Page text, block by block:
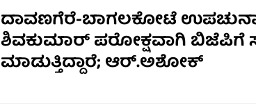
ದಾವಣಗೆರೆ-ಬಾಗಲಕೋಟೆ
ಶಿವಕುಮಾರ್ ಪರೋಕ್ಷವಾಗಿ
ಮಾಡುತ್ತಿದ್ದಾರೆ; ಆರ್.ಅಶೋಕ್